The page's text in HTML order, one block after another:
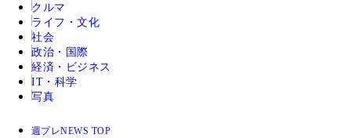
クルマ
ライフ・文化
社会
政治・国際
経済・ビジネス
IT・科学
写真
週プレNEWS TOP